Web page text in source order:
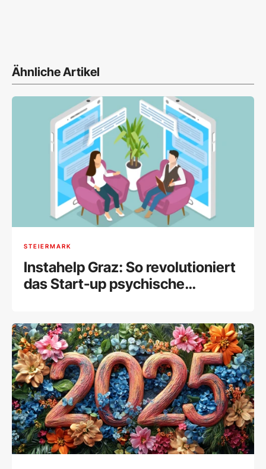
Ähnliche Artikel
STEIERMARK
Instahelp Graz: So revolutioniert
das Start-up psychische